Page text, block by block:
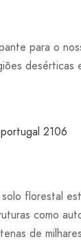
para o
florestal
como
de